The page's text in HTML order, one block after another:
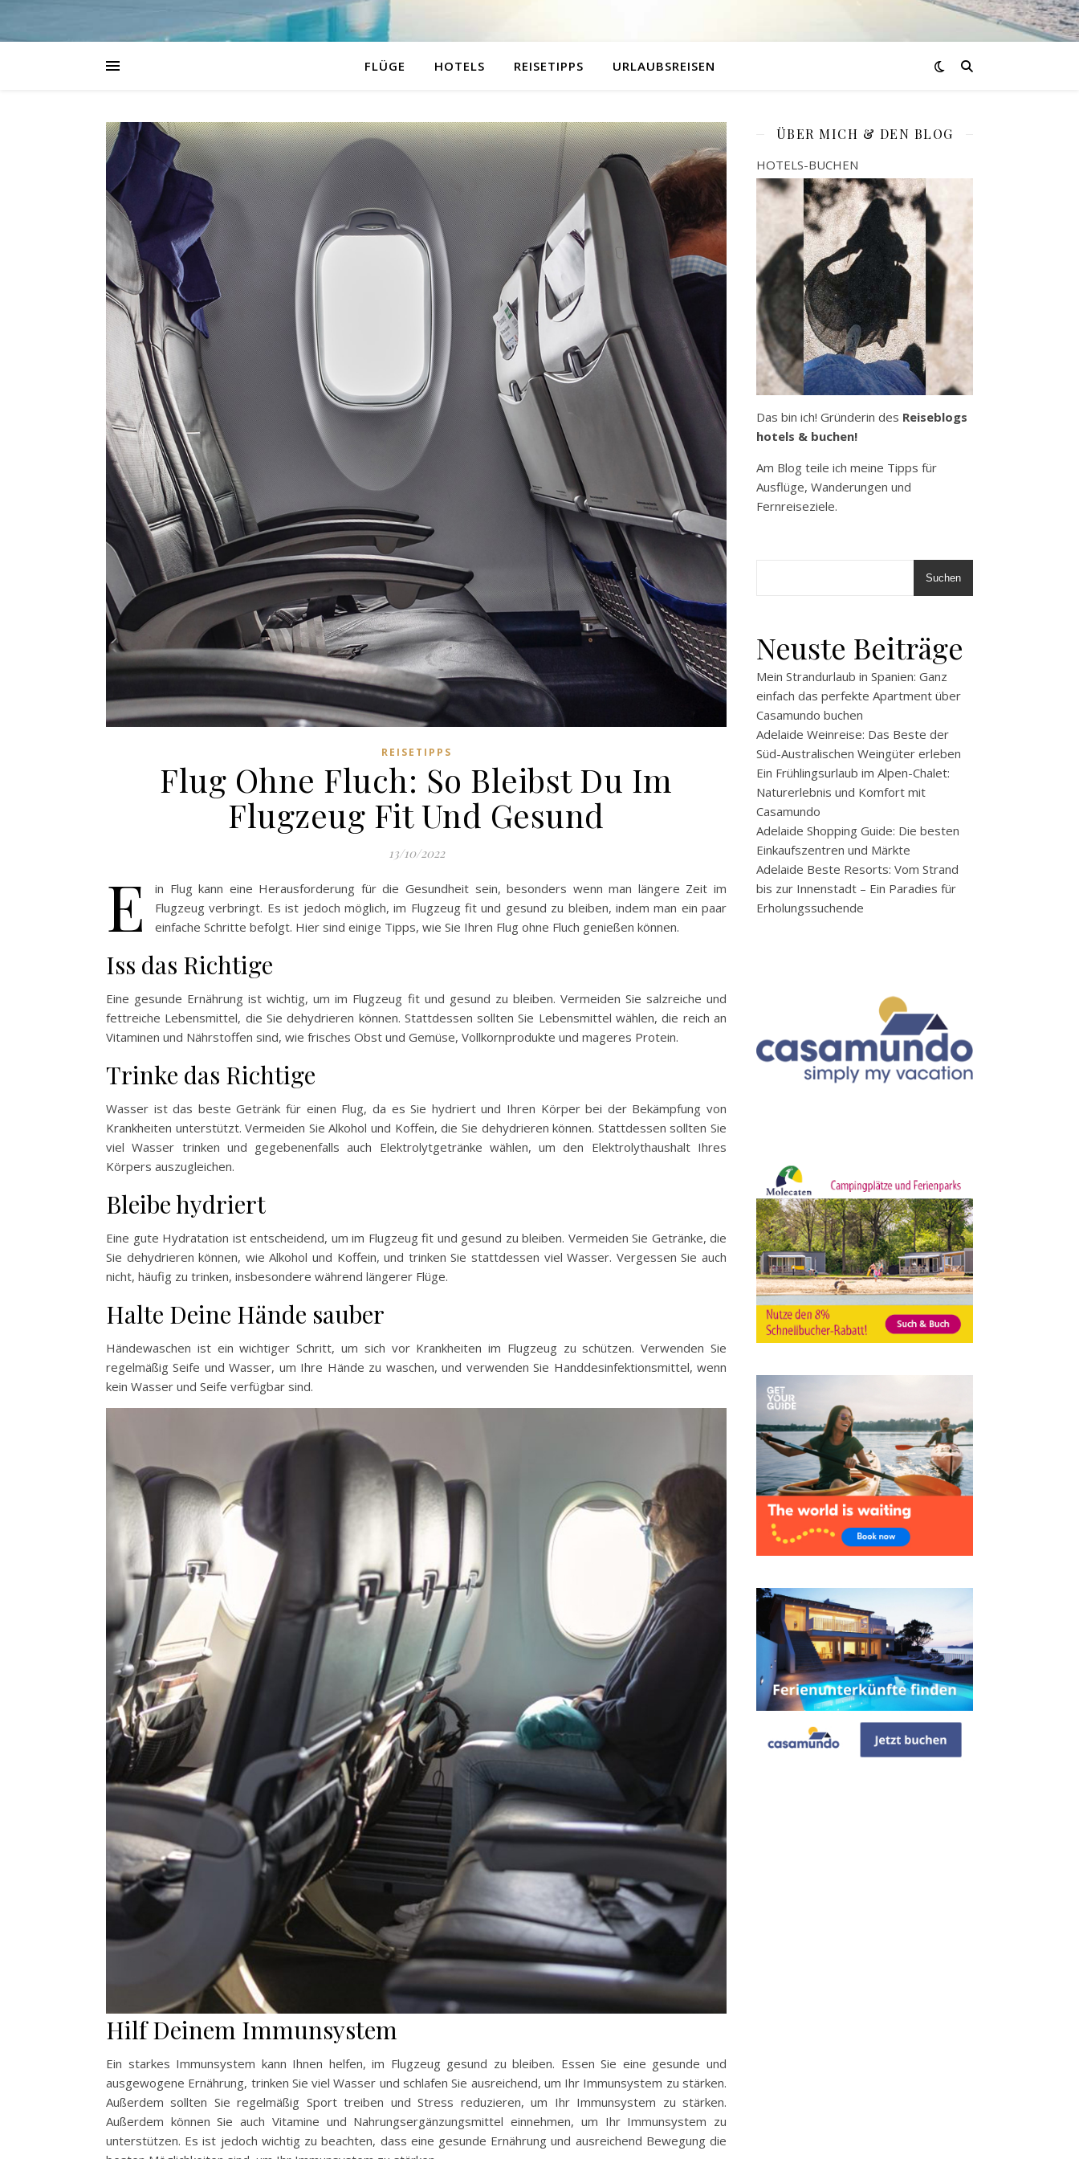
FLÜGE HOTELS REISETIPPS URLAUBSREISEN
REISETIPPS
Flug Ohne Fluch: So Bleibst Du Im
Flugzeug Fit Und Gesund
13/10/2022
E
in Flug kann eine Herausforderung für die Gesundheit sein, besonders wenn man längere Zeit im
Flugzeug verbringt. Es ist jedoch möglich, im Flugzeug fit und gesund zu bleiben, indem man ein paar
einfache Schritte befolgt. Hier sind einige Tipps, wie Sie Ihren Flug ohne Fluch genießen können.
Iss das Richtige
Eine gesunde Ernährung ist wichtig, um im Flugzeug fit und gesund zu bleiben. Vermeiden Sie salzreiche und
fettreiche Lebensmittel, die Sie dehydrieren können. Stattdessen sollten Sie Lebensmittel wählen, die reich an
Vitaminen und Nährstoffen sind, wie frisches Obst und Gemüse, Vollkornprodukte und mageres Protein.
Trinke das Richtige
Wasser ist das beste Getränk für einen Flug, da es Sie hydriert und Ihren Körper bei der Bekämpfung von
Krankheiten unterstützt. Vermeiden Sie Alkohol und Koffein, die Sie dehydrieren können. Stattdessen sollten Sie
viel Wasser trinken und gegebenenfalls auch Elektrolytgetränke wählen, um den Elektrolythaushalt Ihres
Körpers auszugleichen.
Bleibe hydriert
Eine gute Hydratation ist entscheidend, um im Flugzeug fit und gesund zu bleiben. Vermeiden Sie Getränke, die
Sie dehydrieren können, wie Alkohol und Koffein, und trinken Sie stattdessen viel Wasser. Vergessen Sie auch
nicht, häufig zu trinken, insbesondere während längerer Flüge.
Halte Deine Hände sauber
Händewaschen ist ein wichtiger Schritt, um sich vor Krankheiten im Flugzeug zu schützen. Verwenden Sie
regelmäßig Seife und Wasser, um Ihre Hände zu waschen, und verwenden Sie Handdesinfektionsmittel, wenn
kein Wasser und Seife verfügbar sind.
Hilf Deinem Immunsystem
Ein starkes Immunsystem kann Ihnen helfen, im Flugzeug gesund zu bleiben. Essen Sie eine gesunde und
ausgewogene Ernährung, trinken Sie viel Wasser und schlafen Sie ausreichend, um Ihr Immunsystem zu stärken.
Außerdem sollten Sie regelmäßig Sport treiben und Stress reduzieren, um Ihr Immunsystem zu stärken.
Außerdem können Sie auch Vitamine und Nahrungsergänzungsmittel einnehmen, um Ihr Immunsystem zu
unterstützen. Es ist jedoch wichtig zu beachten, dass eine gesunde Ernährung und ausreichend Bewegung die
ÜBER MICH & DEN BLOG
HOTELS-BUCHEN
Das bin ich! Gründerin des Reiseblogs
hotels & buchen!
Am Blog teile ich meine Tipps für
Ausflüge, Wanderungen und
Fernreiseziele.
Suchen
Neuste Beiträge
Mein Strandurlaub in Spanien: Ganz
einfach das perfekte Apartment über
Casamundo buchen
Adelaide Weinreise: Das Beste der
Süd-Australischen Weingüter erleben
Ein Frühlingsurlaub im Alpen-Chalet:
Naturerlebnis und Komfort mit
Casamundo
Adelaide Shopping Guide: Die besten
Einkaufszentren und Märkte
Adelaide Beste Resorts: Vom Strand
bis zur Innenstadt – Ein Paradies für
Erholungssuchende